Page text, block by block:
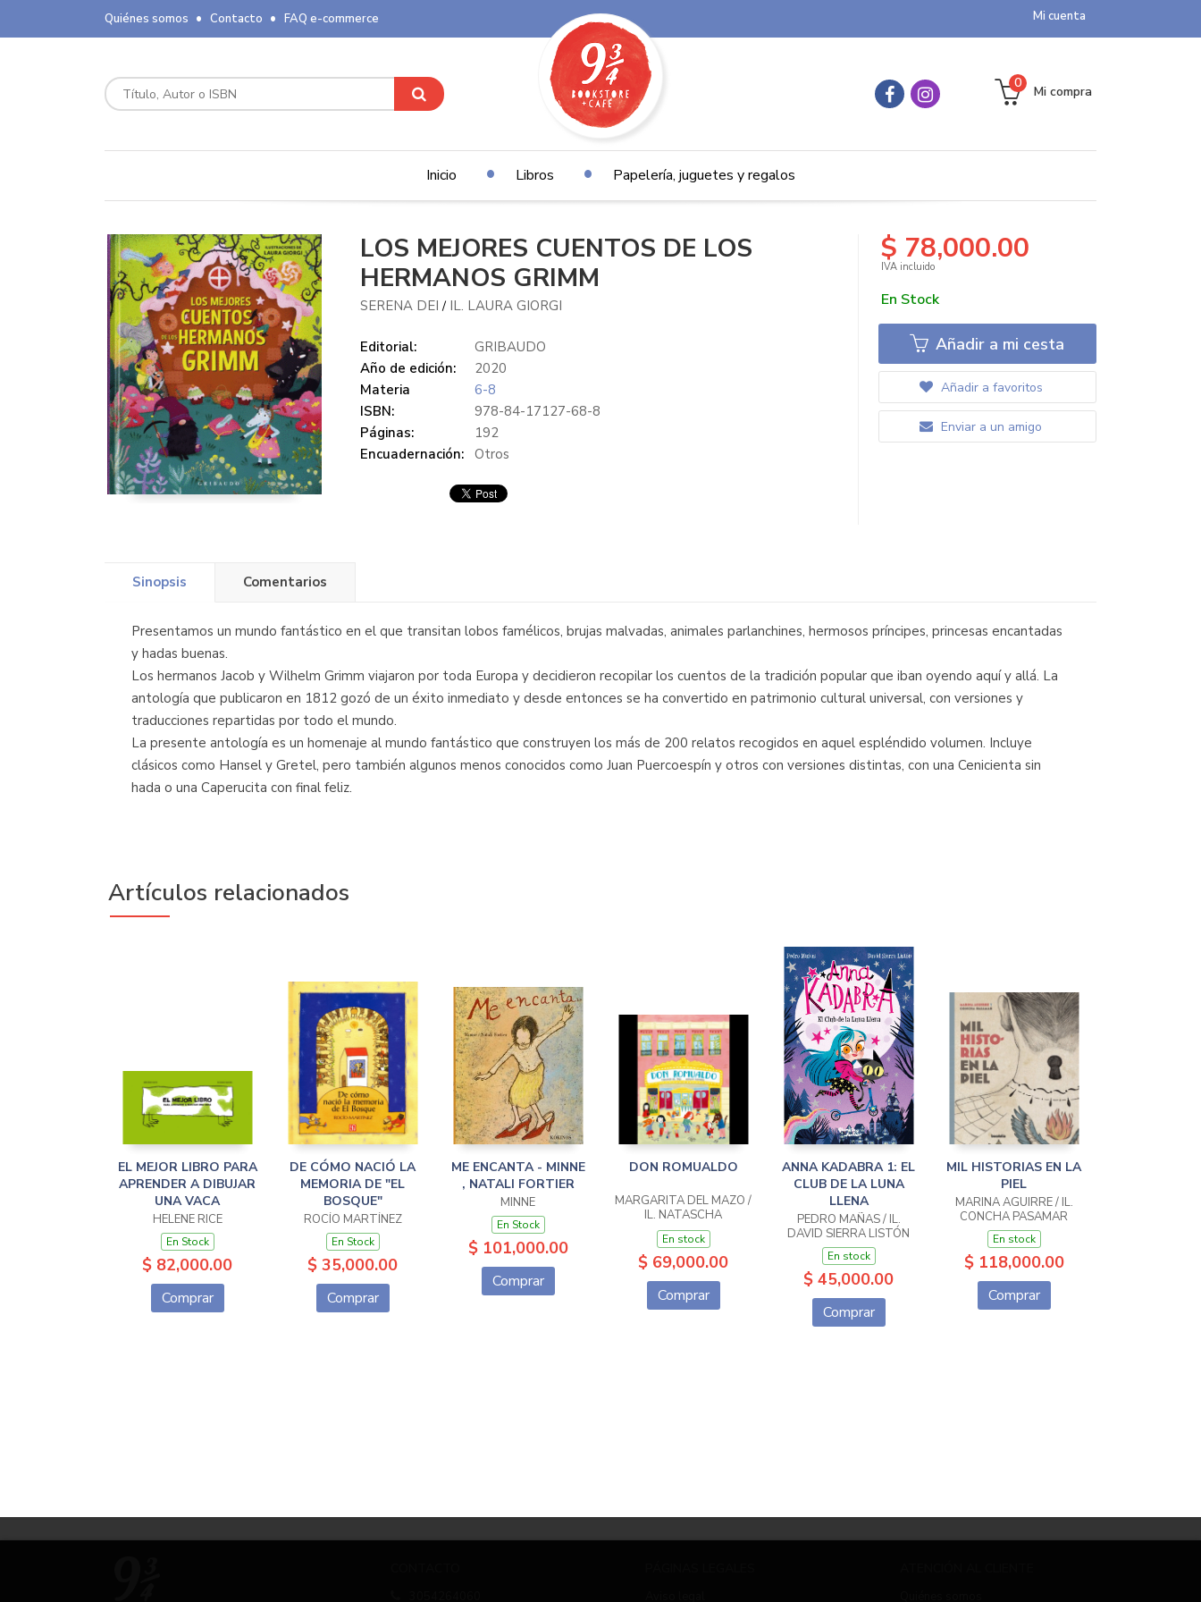
Mi cuenta
Quiénes somos Contacto FAQ e-commerce
Mi compra
0
Inicio Libros Papelería, juguetes y regalos
LOS MEJORES CUENTOS DE LOS
HERMANOS GRIMM
SERENA DEI / IL. LAURA GIORGI
Editorial:
GRIBAUDO
Año de edición:
2020
Materia
6-8
ISBN:
978-84-17127-68-8
Páginas:
192
Encuadernación:
Otros
$ 78,000.00
IVA incluido
En Stock
Añadir a mi cesta
Añadir a favoritos
Enviar a un amigo
Sinopsis Comentarios
Presentamos un mundo fantástico en el que transitan lobos famélicos, brujas malvadas, animales parlanchines, hermosos príncipes, princesas encantadas
y hadas buenas.
Los hermanos Jacob y Wilhelm Grimm viajaron por toda Europa y decidieron recopilar los cuentos de la tradición popular que iban oyendo aquí y allá. La
antología que publicaron en 1812 gozó de un éxito inmediato y desde entonces se ha convertido en patrimonio cultural universal, con versiones y
traducciones repartidas por todo el mundo.
La presente antología es un homenaje al mundo fantástico que construyen los más de 200 relatos recogidos en aquel espléndido volumen. Incluye
clásicos como Hansel y Gretel, pero también algunos menos conocidos como Juan Puercoespín y otros con versiones distintas, con una Cenicienta sin
hada o una Caperucita con final feliz.
Artículos relacionados
EL MEJOR LIBRO PARA
APRENDER A DIBUJAR
UNA VACA
HELENE RICE
En Stock
$ 82,000.00
Comprar
DE CÓMO NACIÓ LA
MEMORIA DE "EL
BOSQUE"
ROCÍO MARTÍNEZ
En Stock
$ 35,000.00
Comprar
ME ENCANTA - MINNE
, NATALI FORTIER
MINNE
En Stock
$ 101,000.00
Comprar
DON ROMUALDO
MARGARITA DEL MAZO /
IL. NATASCHA
ROSENBERG
En stock
$ 69,000.00
Comprar
ANNA KADABRA 1: EL
CLUB DE LA LUNA
LLENA
PEDRO MAÑAS / IL.
DAVID SIERRA LISTÓN
En stock
$ 45,000.00
Comprar
MIL HISTORIAS EN LA
PIEL
MARINA AGUIRRE / IL.
CONCHA PASAMAR
En stock
$ 118,000.00
Comprar